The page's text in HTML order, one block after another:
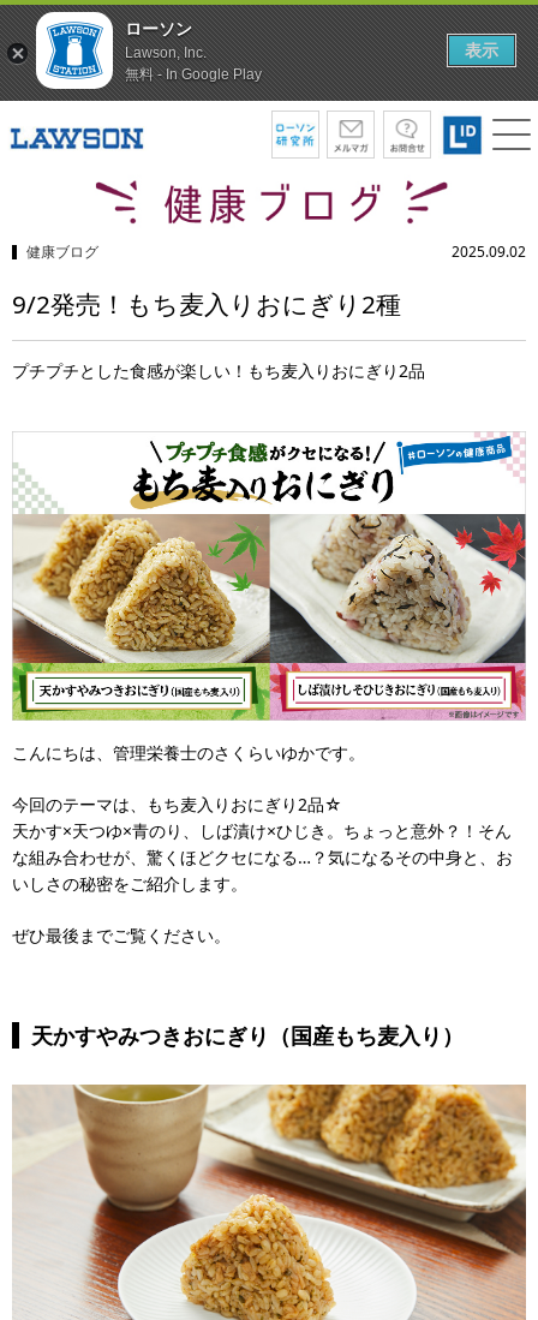
健康ブログ 2025.09.02
9/2発売！もち麦入りおにぎり2種
プチプチとした食感が楽しい！もち麦入りおにぎり2品
こんにちは、管理栄養士のさくらいゆかです。
今回のテーマは、もち麦入りおにぎり2品☆
天かす×天つゆ×青のり、しば漬け×ひじき。ちょっと意外？！そん
な組み合わせが、驚くほどクセになる…？気になるその中身と、お
いしさの秘密をご紹介します。
ぜひ最後までご覧ください。
天かすやみつきおにぎり（国産もち麦入り）
ローソン
Lawson, Inc.
無料 - In Google Play
表示